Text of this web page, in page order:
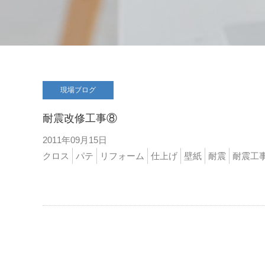
現場ブログ
耐震改修工事⑧
2011年09月15日
クロス
パテ リフォーム 仕上げ 壁紙 耐震 耐震工